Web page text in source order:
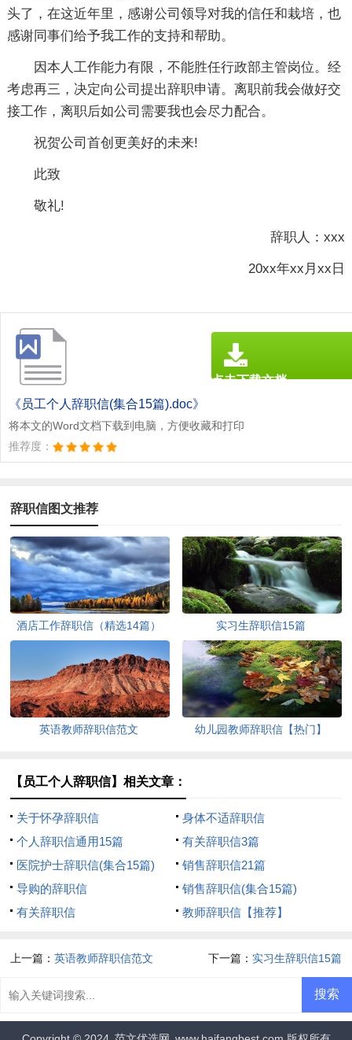
头了，在这近年里，感谢公司领导对我的信任和栽培，也
感谢同事们给予我工作的支持和帮助。
因本人工作能力有限，不能胜任行政部主管岗位。经
考虑再三，决定向公司提出辞职申请。离职前我会做好交
接工作，离职后如公司需要我也会尽力配合。
祝贺公司首创更美好的未来!
此致
敬礼!
辞职人：xxx
20xx年xx月xx日
《员工个人辞职信(集合15篇).doc》
将本文的Word文档下载到电脑，方便收藏和打印
推荐度：
点击下载文档
辞职信图文推荐
酒店工作辞职信（精选14篇） 实习生辞职信15篇
英语教师辞职信范文 幼儿园教师辞职信【热门】
【员工个人辞职信】相关文章：
关于怀孕辞职信
身体不适辞职信
个人辞职信通用15篇
有关辞职信3篇
医院护士辞职信(集合15篇)
销售辞职信21篇
导购的辞职信
销售辞职信(集合15篇)
有关辞职信
教师辞职信【推荐】
上一篇：英语教师辞职信范文 下一篇： 实习生辞职信15篇